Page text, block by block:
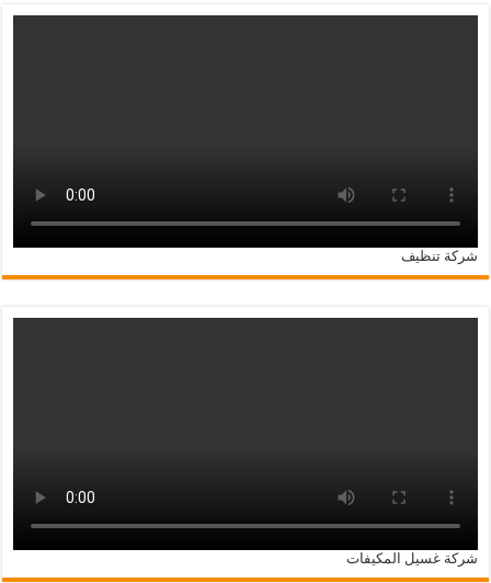
شركة تنظيف
شركة غسيل المكيفات